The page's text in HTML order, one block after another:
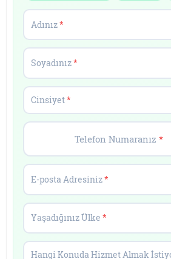
Adınız*
Soyadınız*
Cinsiyet*
Telefon Numaranız *
E-posta Adresiniz*
Yaşadığınız Ülke*
Hangi Konuda Hizmet Almak